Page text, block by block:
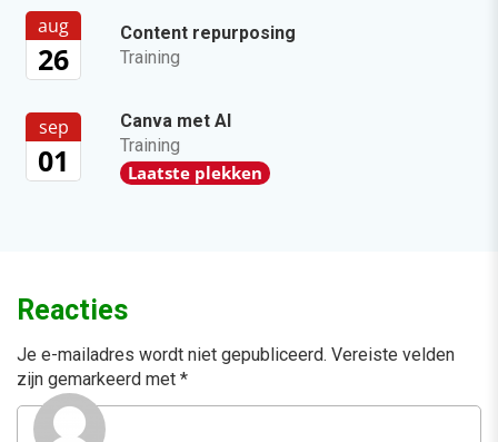
aug
26
Content repurposing
Training
sep
01
Canva met AI
Training
Laatste plekken
Reacties
Je e-mailadres wordt niet gepubliceerd. Vereiste velden
zijn gemarkeerd met *